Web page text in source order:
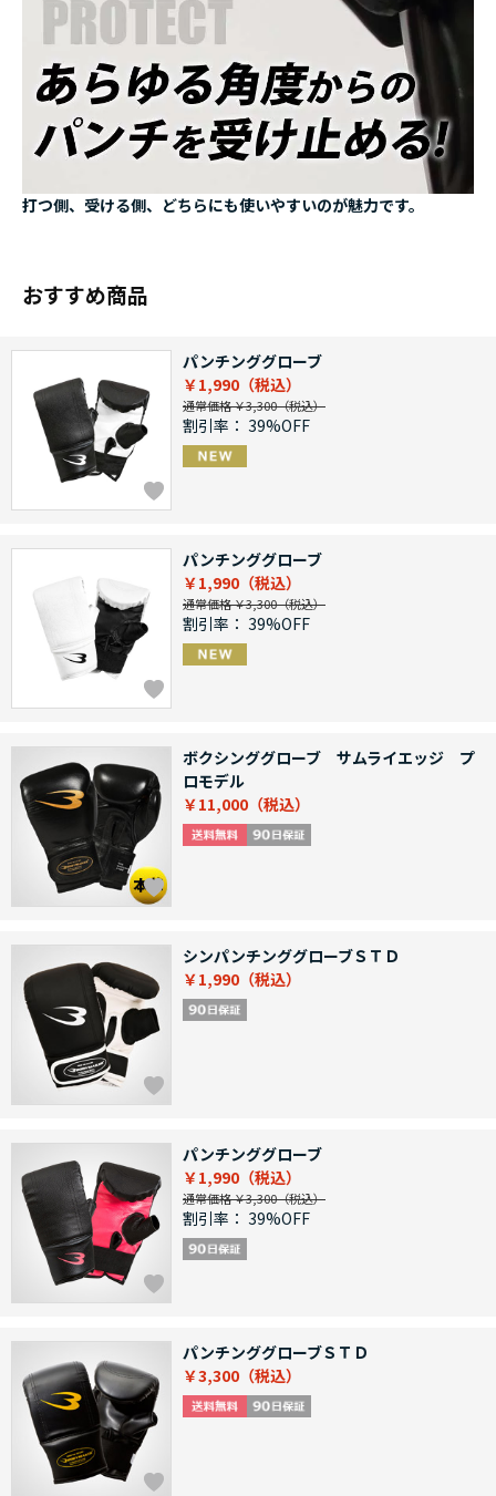
打つ側、受ける側、どちらにも使いやすいのが魅力です。
おすすめ商品
パンチンググローブ
￥1,990
通常価格 ￥3,300
割引率： 39%OFF
パンチンググローブ
￥1,990
通常価格 ￥3,300
割引率： 39%OFF
ボクシンググローブ サムライエッジ プ
ロモデル
￥11,000
シンパンチンググローブＳＴＤ
￥1,990
パンチンググローブ
￥1,990
通常価格 ￥3,300
割引率： 39%OFF
パンチンググローブＳＴＤ
￥3,300